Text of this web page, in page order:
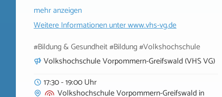
mehr anzeigen
Weitere Informationen unterwww.vhs-vg.de
#Bildung & Gesundheit #Bildung #Volkshochschule
Volkshochschule Vorpommern-Greifswald (VHS VG)
17:30 - 19:00 Uhr
Volkshochschule Vorpommern-Greifswaldin